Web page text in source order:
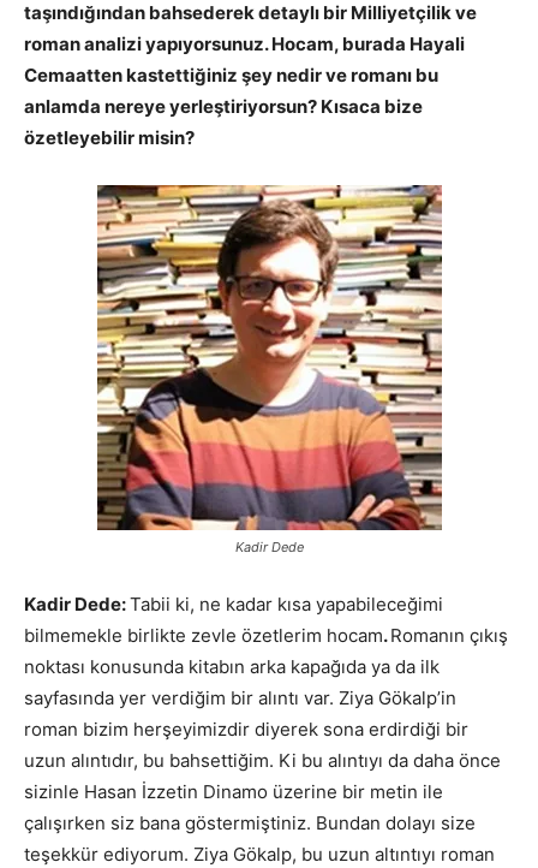
taşındığından bahsederek detaylı bir Milliyetçilik ve
roman analizi yapıyorsunuz. Hocam, burada Hayali
Cemaatten kastettiğiniz şey nedir ve romanı bu
anlamda nereye yerleştiriyorsun? Kısaca bize
özetleyebilir misin?
Kadir Dede
Kadir Dede:Tabii ki, ne kadar kısa yapabileceğimi
bilmemekle birlikte zevle özetlerim hocam.Romanın çıkış
noktası konusunda kitabın arka kapağıda ya da ilk
sayfasında yer verdiğim bir alıntı var. Ziya Gökalp’in
roman bizim herşeyimizdir diyerek sona erdirdiği bir
uzun alıntıdır, bu bahsettiğim. Ki bu alıntıyı da daha önce
sizinle Hasan İzzetin Dinamo üzerine bir metin ile
çalışırken siz bana göstermiştiniz. Bundan dolayı size
teşekkür ediyorum. Ziya Gökalp, bu uzun altıntıyı roman